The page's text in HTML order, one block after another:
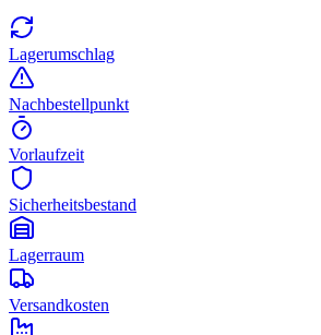
Lagerumschlag
Nachbestellpunkt
Vorlaufzeit
Sicherheitsbestand
Lagerraum
Versandkosten